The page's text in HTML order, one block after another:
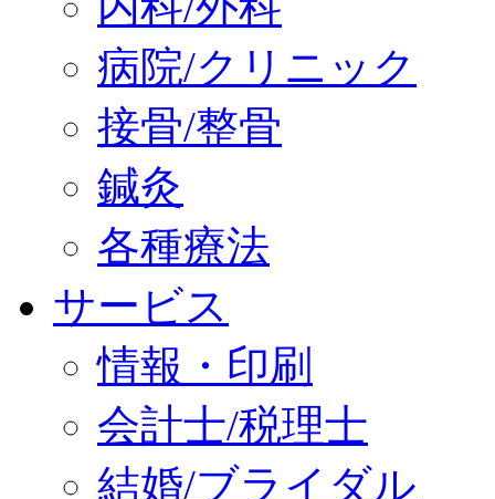
病院/クリニック
接骨/整骨
鍼灸
各種療法
サービス
情報・印刷
会計士/税理士
結婚/ブライダル